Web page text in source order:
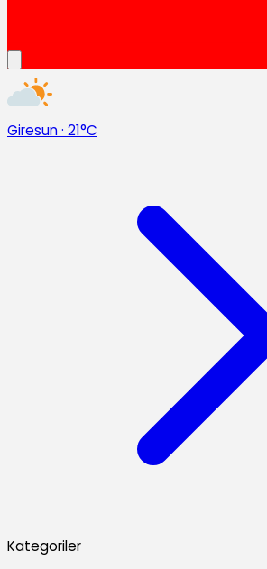
Giresun· 21°C
Kategoriler